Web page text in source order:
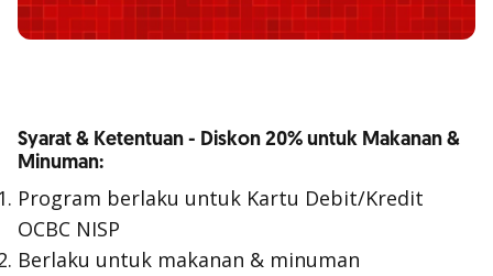
Syarat & Ketentuan - Diskon 20% untuk Makanan &
Minuman:
Program berlaku untuk Kartu Debit/Kredit
OCBC NISP
Berlaku untuk makanan & minuman